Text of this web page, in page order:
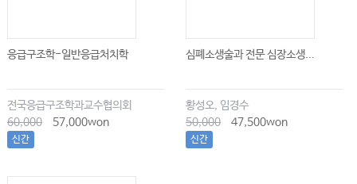
응급구조학-일반응급처치학
전국응급구조학과교수협의회
60,000
57,000won
신간
심폐소생술과 전문 심장소생...
황성오, 임경수
50,000
47,500won
신간